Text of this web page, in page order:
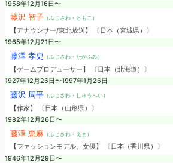
1958年12月16日〜
藤沢 智子（ふじさわ・ともこ）
【アナウンサー/東北放送】 〔日本（宮城県）〕
1965年12月21日〜
藤澤 孝史 （ふじさわ・たかふみ）
【ゲームプロデューサー】 〔日本（北海道）〕
1927年12月26日〜1997年1月26日
藤沢 周平（ふじさわ・しゅうへい）
【作家】 〔日本（山形県）〕
1982年12月26日〜
藤澤 恵麻 （ふじさわ・えま）
【ファッションモデル、女優】 〔日本（香川県）〕
1946年12月29日〜